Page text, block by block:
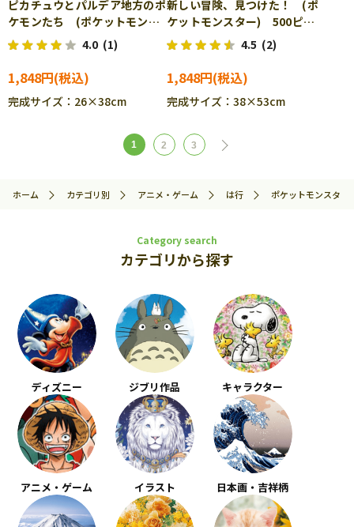
ピカチュウとパルデア地方のポ
ケモンたち (ポケットモンス
ター) 300ピース ジグソー
パズル ENS-300-AC058
［CP-PO］
4.0 (1)
1,848円
完成サイズ：26×38cm
新しい冒険、見つけた！ (ポ
ケットモンスター) 500ピー
ス ジグソーパズル ENS-
500-544 ［CP-PO］
4.5 (2)
1,848円
完成サイズ：38×53cm
1 2 3
ホーム カテゴリ別 アニメ・ゲーム は行 ポケットモンスター
Category search
カテゴリから探す
ディズニー ジブリ作品 キャラクター
アニメ・ゲーム イラスト 日本画・吉祥柄